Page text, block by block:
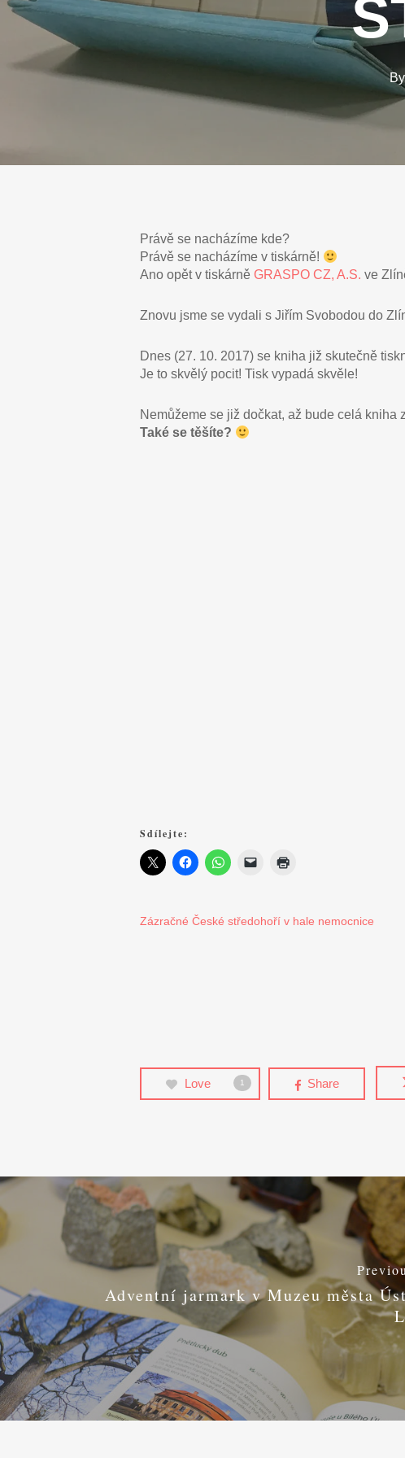
By
Právě se nacházíme kde?
Právě se nacházíme v tiskárně!
Ano opět v tiskárně GRASPO CZ, A.S. ve
Znovu jsme se vydali s Jiřím Svobodou do
Dnes (27. 10. 2017) se kniha již skutečně
Je to skvělý pocit! Tisk vypadá skvěle!
Nemůžeme se již dočkat, až bude celá kniha
Také se těšíte?
Sdílejte:
Zázračné České středohoří v hale nemocnice
Love 1 Share
Adventní jarmark v Muzeu města